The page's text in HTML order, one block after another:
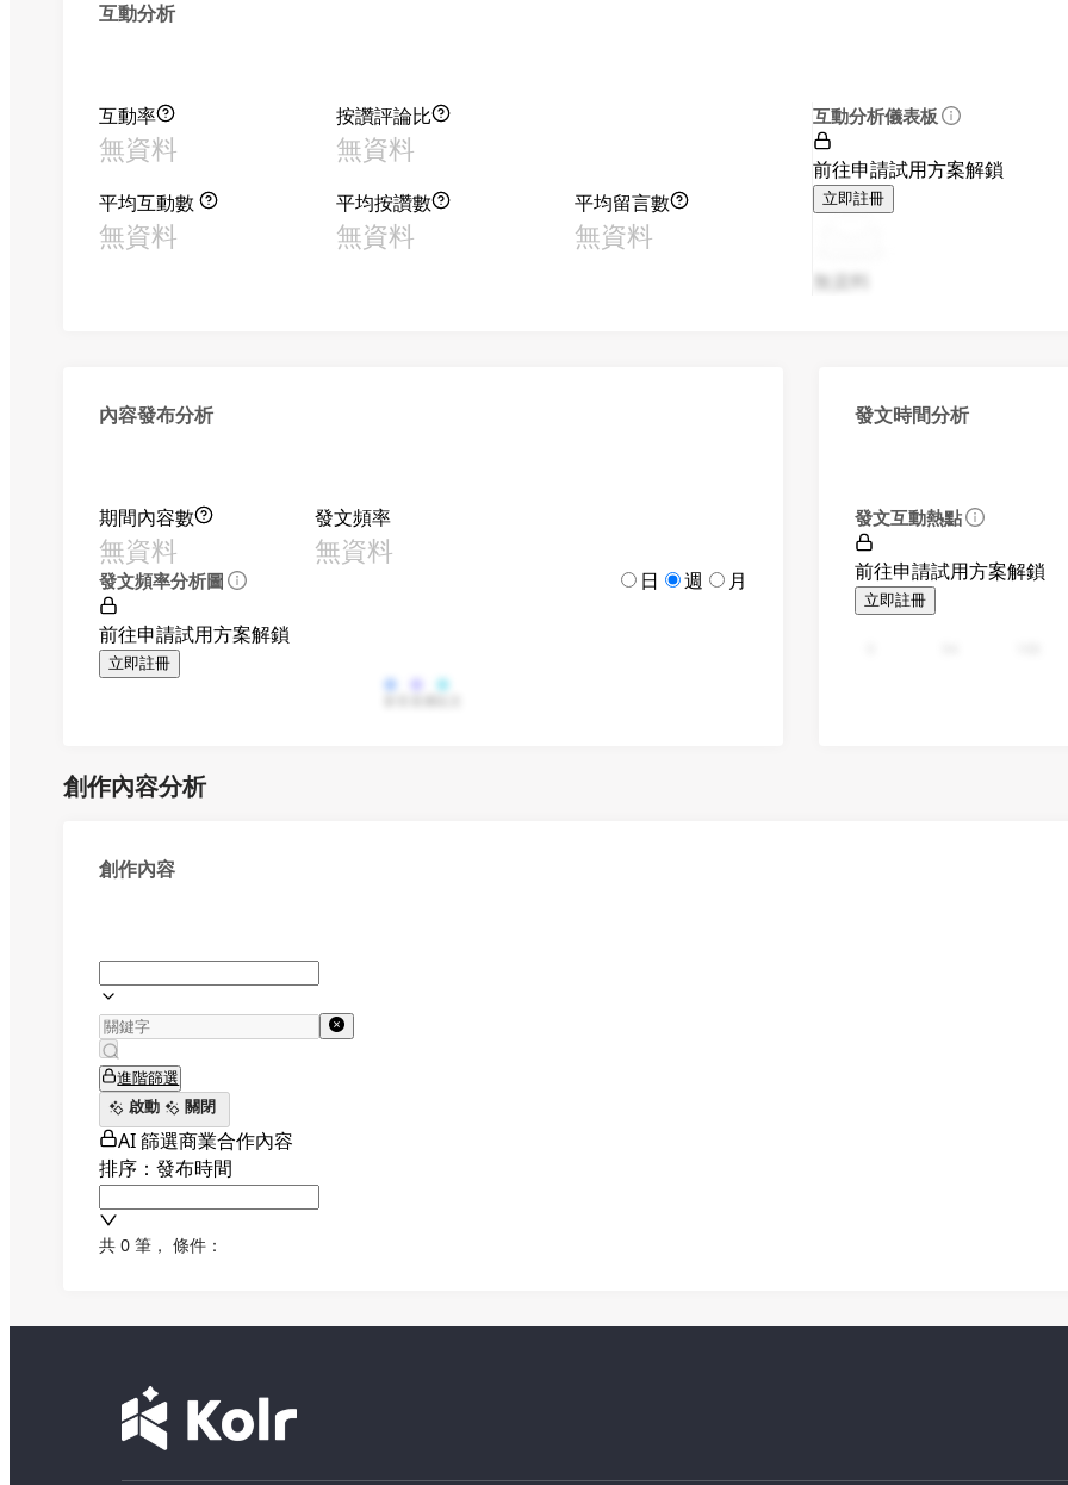
互動分析
互動率
無資料
按讚評論比
無資料
平均互動數
無資料
平均按讚數
無資料
平均留言數
無資料
互動分析儀表板
前往申請試用方案解鎖
立即註冊
無資料
內容發布分析
期間內容數
無資料
發文頻率
無資料
發文頻率分析圖 日 週 月
前往申請試用方案解鎖
立即註冊
發文時間分析
發文互動熱點
前往申請試用方案解鎖
立即註冊
創作內容分析
創作內容
進階篩選
啟動
關閉
AI 篩選商業合作內容
排序：發布時間
共 0 筆 ， 條件：